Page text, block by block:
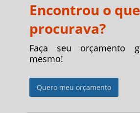
Encontrou o que
procurava?
Faça seu orçamento
mesmo!
Quero meu orçamento